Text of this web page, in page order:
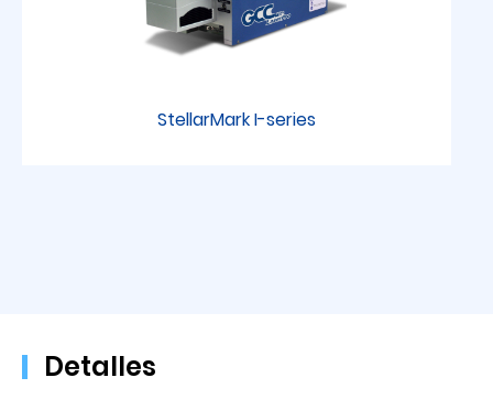
StellarMark I-series
Detalles